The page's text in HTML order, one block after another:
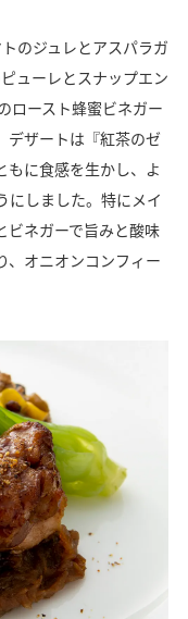
のジュレとアスパラガ
ューレとスナップエン
ロースト蜂蜜ビネガー
デザートは『紅茶のゼ
もに食感を生かし、よ
にしました。特にメイ
ビネガーで旨みと酸味
、オニオンコンフィー